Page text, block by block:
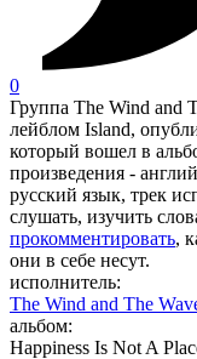
0
Группа The Wind and
лейблом Island,
который вошел в
произведения -
русский язык, трек
слушать, изучить
прокомментировать,
они в себе несут.
исполнитель:
The Wind and The
альбом:
Happiness Is Not A